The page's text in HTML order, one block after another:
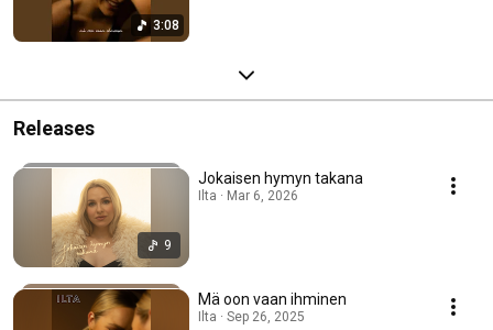
3:08
Releases
9
Jokaisen hymyn takana
Ilta · Mar 6, 2026
Mä oon vaan ihminen
Ilta · Sep 26, 2025